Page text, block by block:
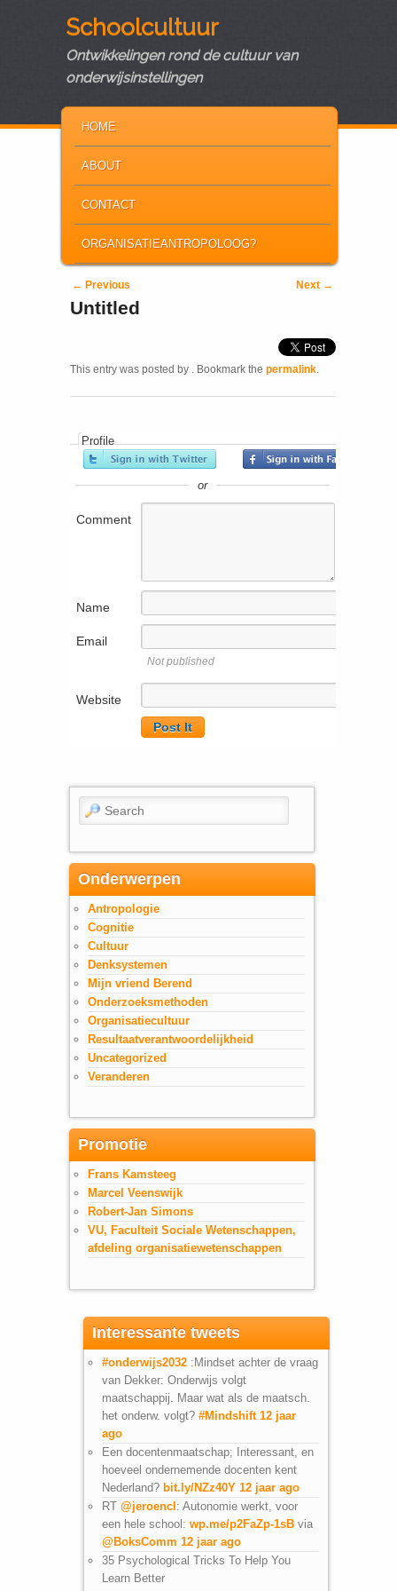
Schoolcultuur
Ontwikkelingen rond de cultuur van
onderwijsinstellingen
SKIP TO PRIMARY CONTENT
SKIP TO SECONDARY CONTENT
HOME
ABOUT
CONTACT
ORGANISATIEANTROPOLOOG?
Post navigation
← Previous Next →
Untitled
This entry was posted by . Bookmark the permalink.
Profile
or
Comment
Name
Email
Not published
Website
Search
Onderwerpen
Antropologie
Cognitie
Cultuur
Denksystemen
Mijn vriend Berend
Onderzoeksmethoden
Organisatiecultuur
Resultaatverantwoordelijkheid
Uncategorized
Veranderen
Promotie
Frans Kamsteeg
Marcel Veenswijk
Robert-Jan Simons
VU, Faculteit Sociale Wetenschappen,
afdeling organisatiewetenschappen
Interessante tweets
#onderwijs2032 :Mindset achter de vraag
van Dekker: Onderwijs volgt
maatschappij. Maar wat als de maatsch.
het onderw. volgt? #Mindshift 12 jaar
ago
Een docentenmaatschap; Interessant, en
hoeveel ondernemende docenten kent
Nederland? bit.ly/NZz40Y 12 jaar ago
RT @jeroencl: Autonomie werkt, voor
een hele school: wp.me/p2FaZp-1sB via
@BoksComm 12 jaar ago
35 Psychological Tricks To Help You
Learn Better